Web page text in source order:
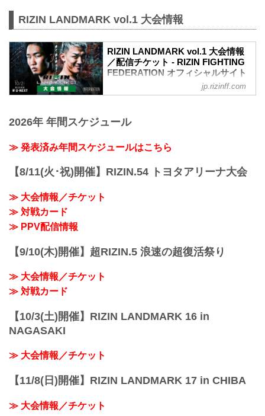
2021年9月19日（日）12:30開場 / 14:00開
始
20:00頃
※試合内容、イベント進行によって終了
予定時間が前後することがありますので
会場
JR京浜東北線・JR上野東京ライン（宇都
宮線・高崎線）「さいた...
Yogibo presents RIZIN.30出場選手たちの
公開練習を、17LIVEで生配信することが
決定！
公開練習の様子はRIZIN FF イチナナ公式
アカウントから生配信され、選手への質
疑応答も行われる予定だ！選手へ質疑の
際に、ライブ配信中に寄せられたコメン
景、質疑応答の様子を是非ライブ配信で
スケジュール更新情報
以下の公開練習スケジュールが追加され
ま...
RIZIN LANDMARK vol.1 大会情報
RIZIN LANDMARK vol.1 大会情報
／配信チケット - RIZIN FIGHTING
FEDERATION オフィシャルサイト
日時
19:00開始（予定）
RIZIN FFオフィシャルサイトにてご案内
します。
ャルサイト
スペシャルワンマッチ／朝倉未来 vs. 萩
jp.rizinff.com
2026年 年間スケジュール
≫ 発表済み年間スケジュールはこちら
【8/11(火･祝)開催】RIZIN.54 トヨタアリーナ大会
≫ 大会情報／チケット
≫ 対戦カード
≫ PPV配信情報
【9/10(木)開催】超RIZIN.5 浪速の超復活祭り
≫ 大会情報／チケット
≫ 対戦カード
【10/3(土)開催】RIZIN LANDMARK 16 in
NAGASAKI
≫ 大会情報／チケット
【11/8(日)開催】RIZIN LANDMARK 17 in CHIBA
≫ 大会情報／チケット